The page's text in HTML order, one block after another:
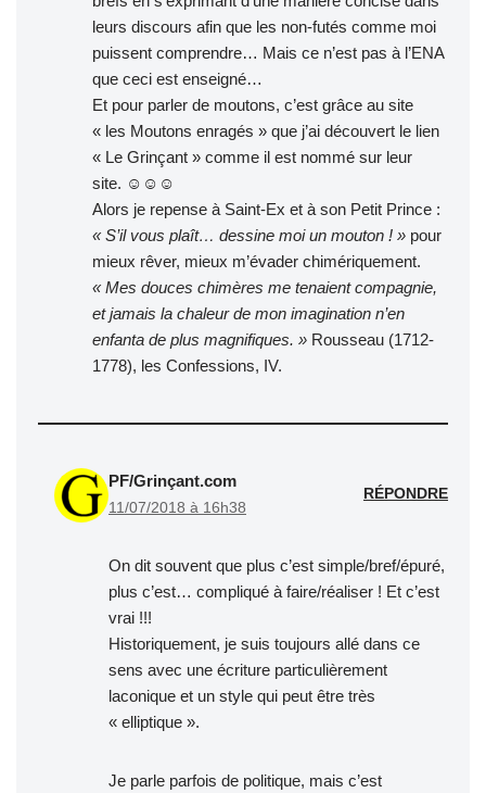
leurs discours afin que les non-futés comme moi
puissent comprendre… Mais ce n’est pas à l’ENA
que ceci est enseigné…
Et pour parler de moutons, c’est grâce au site
« les Moutons enragés » que j’ai découvert le lien
« Le Grinçant » comme il est nommé sur leur
site. ☺☺☺
Alors je repense à Saint-Ex et à son Petit Prince :
« S’il vous plaît… dessine moi un mouton ! » pour
mieux rêver, mieux m’évader chimériquement.
« Mes douces chimères me tenaient compagnie,
et jamais la chaleur de mon imagination n’en
enfanta de plus magnifiques. » Rousseau (1712-
1778), les Confessions, IV.
PF/Grinçant.com
11/07/2018 à 16h38
RÉPONDRE
On dit souvent que plus c’est simple/bref/épuré,
plus c’est… compliqué à faire/réaliser ! Et c’est
vrai !!!
Historiquement, je suis toujours allé dans ce
sens avec une écriture particulièrement
laconique et un style qui peut être très
« elliptique ».
Je parle parfois de politique, mais c’est